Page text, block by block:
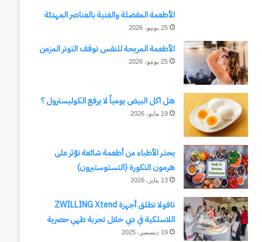
الأطعمة المفضلة والغنية بالعناصر المهدئة
25 يونيو، 2026
الأطعمة المريحة للنفس توقف التوتر المزمن
25 يونيو، 2026
هل اكل البيض يومياً لا يرفع الكوليسترول ؟
19 مايو، 2026
يحذر الأطباء من أطعمة شائعة تؤثر على
هرمون الذكورة (التستوستيرون)
13 يناير، 2026
تافولا تطلق أجهزة ZWILLING Xtend
اللاسلكية في دبي خلال تجربة طهي حصرية
19 ديسمبر، 2025